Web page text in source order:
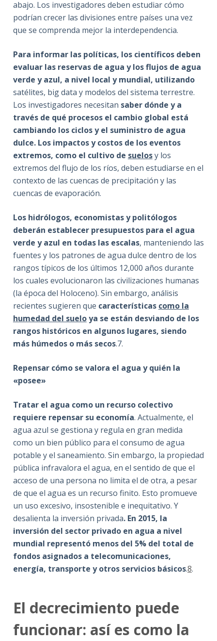
abajo. Los investigadores deben estudiar cómo
podrían crecer las divisiones entre países una vez
que se comprenda mejor la interdependencia.
Para informar las políticas, los científicos deben
evaluar las reservas de agua y los flujos de agua
verde y azul, a nivel local y mundial, utilizando
satélites, big data y modelos del sistema terrestre.
Los investigadores necesitan saber dónde y a
través de qué procesos el cambio global está
cambiando los ciclos y el suministro de agua
dulce. Los impactos y costos de los eventos
extremos, como el cultivo de suelosy los
extremos del flujo de los ríos, deben estudiarse en el
contexto de las cuencas de precipitación y las
cuencas de evaporación.
Los hidrólogos, economistas y politólogos
deberán establecer presupuestos para el agua
verde y azul en todas las escalas, manteniendo las
fuentes y los patrones de agua dulce dentro de los
rangos típicos de los últimos 12,000 años durante
los cuales evolucionaron las civilizaciones humanas
(la época del Holoceno). Sin embargo, análisis
recientes sugieren que características como la
humedad del sueloya se están desviando de los
rangos históricos en algunos lugares, siendo
más húmedos o más secos.7.
Repensar cómo se valora el agua y quién la
«posee»
Tratar el agua como un recurso colectivo
requiere repensar su economía. Actualmente, el
agua azul se gestiona y regula en gran medida
como un bien público para el consumo de agua
potable y el saneamiento. Sin embargo, la propiedad
pública infravalora el agua, en el sentido de que el
acceso de una persona no limita el de otra, a pesar
de que el agua es un recurso finito. Esto promueve
un uso excesivo, insostenible e inequitativo. Y
desalienta la inversión privada. En 2015, la
inversión del sector privado en agua a nivel
mundial representó menos del 5% del total de
fondos asignados a telecomunicaciones,
energía, transporte y otros servicios básicos.8.
El decrecimiento puede
funcionar: así es como la